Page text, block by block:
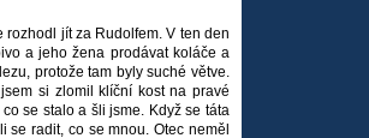
jít za Rudolfem. V ten den
a jeho žena prodávat koláče a
protože tam byly suché větve.
si zlomil klíční kost na pravé
se stalo a šli jsme. Když se táta
radit, co se mnou. Otec neměl